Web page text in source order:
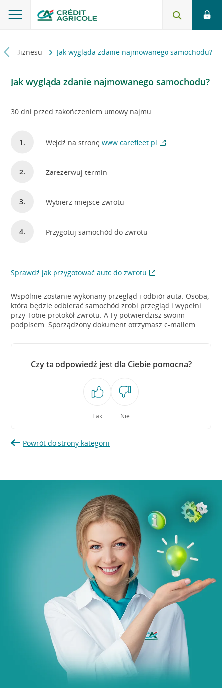
Biznesu Jak wygląda zdanie najmowanego samochodu?
Jak wygląda zdanie najmowanego samochodu?
30 dni przed zakończeniem umowy najmu:
Wejdź na stronęwww.carefleet.pl
Zarezerwuj termin
Wybierz miejsce zwrotu
Przygotuj samochód do zwrotu
Sprawdź jak przygotować auto do zwrotu
Wspólnie zostanie wykonany przegląd i odbiór auta. Osoba,
która będzie odbierać samochód zrobi przegląd i wypełni
przy Tobie protokół zwrotu. A Ty potwierdzisz swoim
podpisem. Sporządzony dokument otrzymasz e-mailem.
Czy ta odpowiedź jest dla Ciebie pomocna?
Tak Nie
Powrót do strony kategorii